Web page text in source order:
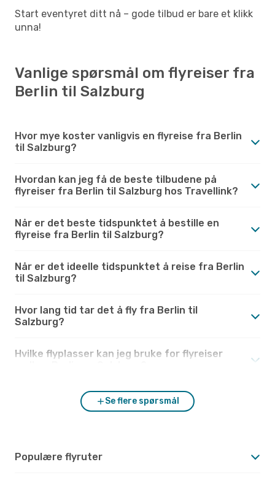
Start eventyret ditt nå – gode tilbud er bare et klikk
unna!
Vanlige spørsmål om flyreiser fra
Berlin til Salzburg
Hvor mye koster vanligvis en flyreise fra Berlin
til Salzburg?
Hvordan kan jeg få de beste tilbudene på
flyreiser fra Berlin til Salzburg hos Travellink?
Når er det beste tidspunktet å bestille en
flyreise fra Berlin til Salzburg?
Når er det ideelle tidspunktet å reise fra Berlin
til Salzburg?
Hvor lang tid tar det å fly fra Berlin til
Salzburg?
Hvilke flyplasser kan jeg bruke for flyreiser
Se flere spørsmål
Populære flyruter